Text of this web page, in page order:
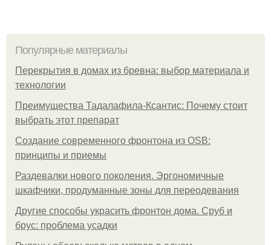
Популярные материалы
Перекрытия в домах из бревна: выбор материала и
технологии
Преимущества Тадалафила-Ксантис: Почему стоит
выбрать этот препарат
Создание современного фронтона из OSB:
принципы и приемы
Раздевалки нового поколения. Эргономичные
шкафчики, продуманные зоны для переодевания
Другие способы украсить фронтон дома. Сруб и
брус: проблема усадки